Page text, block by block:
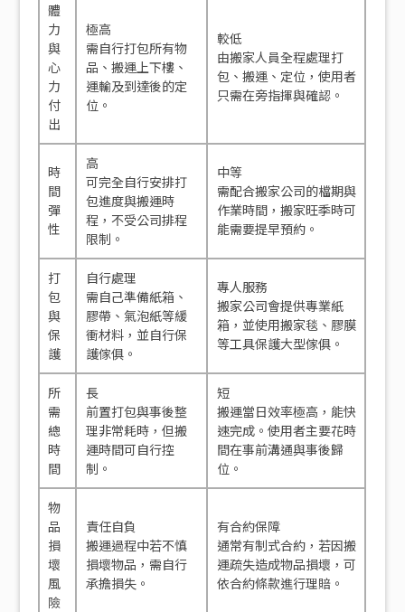
體
力
與
心
力
付
出
極高
需自行打包所有物
品、搬運上下樓、
運輸及到達後的定
位。
較低
由搬家人員全程處理打
包、搬運、定位，使用者
只需在旁指揮與確認。
時
間
彈
性
高
可完全自行安排打
包進度與搬運時
程，不受公司排程
限制。
中等
需配合搬家公司的檔期與
作業時間，搬家旺季時可
能需要提早預約。
打
包
與
保
護
自行處理
需自己準備紙箱、
膠帶、氣泡紙等緩
衝材料，並自行保
護傢俱。
專人服務
搬家公司會提供專業紙
箱，並使用搬家毯、膠膜
等工具保護大型傢俱。
所
需
總
時
間
長
前置打包與事後整
理非常耗時，但搬
運時間可自行控
制。
短
搬運當日效率極高，能快
速完成。使用者主要花時
間在事前溝通與事後歸
位。
物
品
損
壞
風
險
責任自負
搬運過程中若不慎
損壞物品，需自行
承擔損失。
有合約保障
通常有制式合約，若因搬
運疏失造成物品損壞，可
依合約條款進行理賠。